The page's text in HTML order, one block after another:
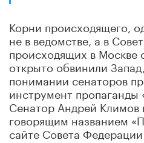
Корни происходящего,
не в ведомстве, а в
происходящих в Москве
открыто обвинили
понимании сенаторов
инструмент пропаганды
Сенатор Андрей Климов
говорящим названием
сайте Совета